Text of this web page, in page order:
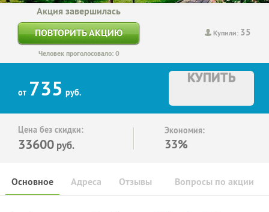
Купили: 35
Акция завершилась
ПОВТОРИТЬ АКЦИЮ
Человек проголосовало: 0
от 735 руб.
КУПИТЬ
Цена без скидки:
33600 руб.
Экономия:
33%
Основное Отзывы Вопросы по акции
Адреса